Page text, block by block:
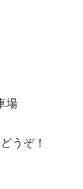
場
うぞ！